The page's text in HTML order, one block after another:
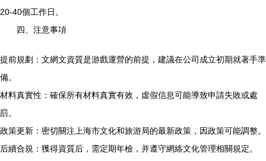
20-40個工作日。
四、注意事項
提前規劃：文網文資質是游戲運營的前提，建議在公司成立初期就著手準
備。
材料真實性：確保所有材料真實有效，虛假信息可能導致申請失敗或處
罰。
政策更新：密切關注上海市文化和旅游局的最新政策，因政策可能調整。
后續合規：獲得資質后，需定期年檢，并遵守網絡文化管理相關規定。